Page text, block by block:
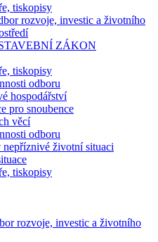
tiskopisy
rozvoje, investic a životního
ZÁKON
tiskopisy
odboru
hospodářství
pro snoubence
věcí
odboru
nepříznivé životní situaci
tiskopisy
rozvoje, investic a životního